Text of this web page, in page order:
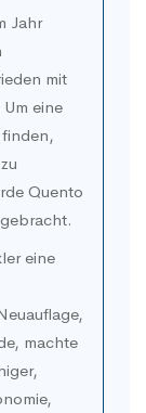
Jahr
mit
eine
Quento
eine
machte